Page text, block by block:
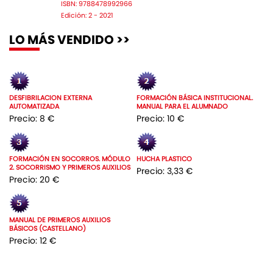
ISBN: 9788478992966
Edición: 2 - 2021
LO MÁS VENDIDO >>
DESFIBRILACION EXTERNA
AUTOMATIZADA
Precio: 8 €
FORMACIÓN BÁSICA INSTITUCIONAL.
MANUAL PARA EL ALUMNADO
Precio: 10 €
FORMACIÓN EN SOCORROS. MÓDULO
2. SOCORRISMO Y PRIMEROS AUXILIOS
Precio: 20 €
HUCHA PLASTICO
Precio: 3,33 €
MANUAL DE PRIMEROS AUXILIOS
BÁSICOS (CASTELLANO)
Precio: 12 €